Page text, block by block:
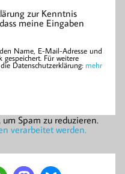
zur Kenntnis
meine Eingaben
Name, E-Mail-Adresse und
Für weitere
Datenschutzerklärung: mehr
Spam zu reduzieren.
verarbeitet werden.